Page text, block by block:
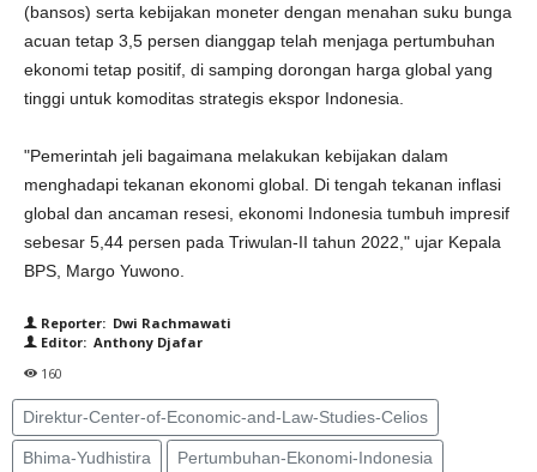
(bansos) serta kebijakan moneter dengan menahan suku bunga
acuan tetap 3,5 persen dianggap telah menjaga pertumbuhan
ekonomi tetap positif, di samping dorongan harga global yang
tinggi untuk komoditas strategis ekspor Indonesia.
"Pemerintah jeli bagaimana melakukan kebijakan dalam
menghadapi tekanan ekonomi global. Di tengah tekanan inflasi
global dan ancaman resesi, ekonomi Indonesia tumbuh impresif
sebesar 5,44 persen pada Triwulan-II tahun 2022," ujar Kepala
BPS, Margo Yuwono.
Reporter: Dwi Rachmawati
Editor: Anthony Djafar
160
Direktur-Center-of-Economic-and-Law-Studies-Celios
Bhima-Yudhistira Pertumbuhan-Ekonomi-Indonesia